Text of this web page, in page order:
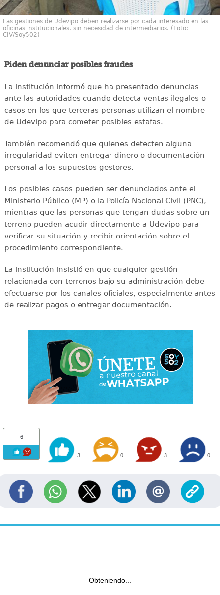
Las gestiones de Udevipo deben realizarse por cada interesado en las
oficinas institucionales, sin necesidad de intermediarios. (Foto:
CIV/Soy502)
Piden denunciar posibles fraudes
La institución informó que ha presentado denuncias
ante las autoridades cuando detecta ventas ilegales o
casos en los que terceras personas utilizan el nombre
de Udevipo para cometer posibles estafas.
También recomendó que quienes detecten alguna
irregularidad eviten entregar dinero o documentación
personal a los supuestos gestores.
Los posibles casos pueden ser denunciados ante el
Ministerio Público (MP) o la Policía Nacional Civil (PNC),
mientras que las personas que tengan dudas sobre un
terreno pueden acudir directamente a Udevipo para
verificar su situación y recibir orientación sobre el
procedimiento correspondiente.
La institución insistió en que cualquier gestión
relacionada con terrenos bajo su administración debe
efectuarse por los canales oficiales, especialmente antes
de realizar pagos o entregar documentación.
6
3 0 3 0
Obteniendo...